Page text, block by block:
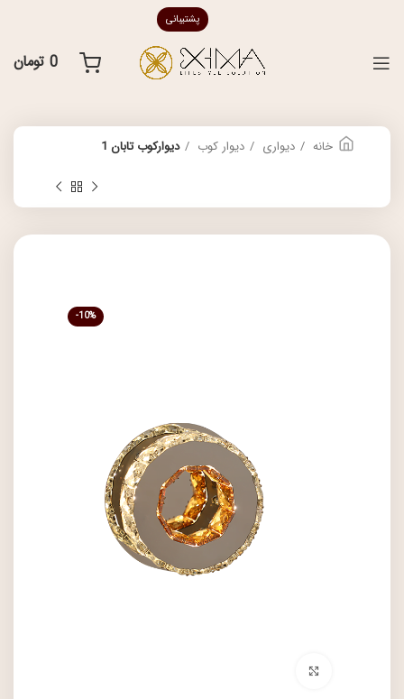
پشتیبانی
0 تومان
خانه دیواری دیوار کوب دیوارکوب تابان 1
-10%